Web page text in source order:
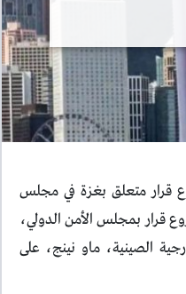
قرار متعلق بغزة في مجلس
قرار بمجلس الأمن الدولي،
الصينية، ماو نينج، على